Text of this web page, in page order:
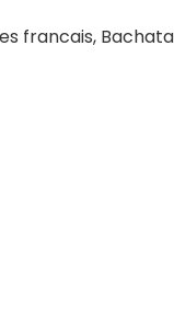
francais,